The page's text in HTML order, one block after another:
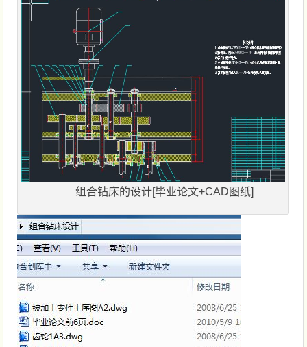
组合钻床的设计[毕业论文+CAD图纸]